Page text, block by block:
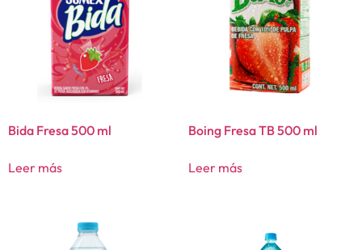
Bida Fresa 500 ml
Leer más
Boing Fresa TB 500 ml
Leer más